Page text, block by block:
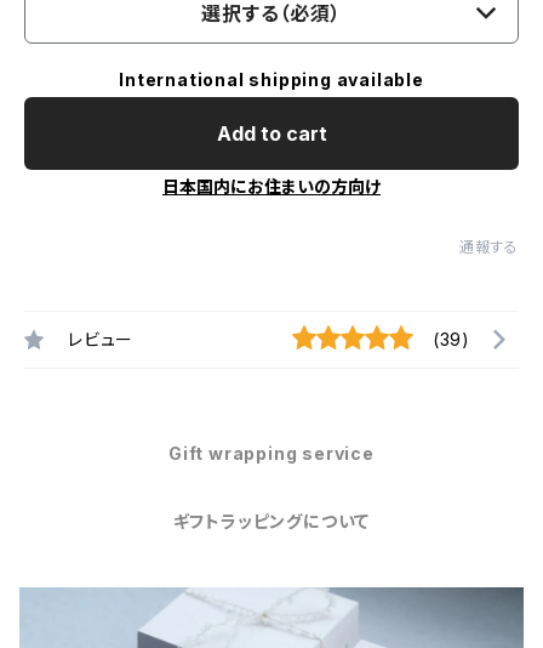
選択する（必須）
International shipping available
Add to cart
日本国内にお住まいの方向け
通報する
レビュー (39)
Gift wrapping service
ギフトラッピングについて